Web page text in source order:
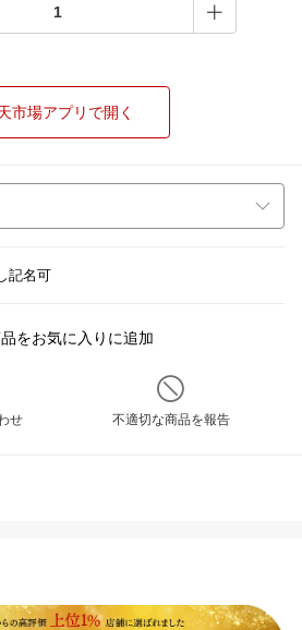
市場アプリで開く
記名可
をお気に入りに追加
せ 不適切な商品を報告